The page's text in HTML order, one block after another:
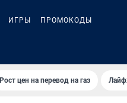
ИГРЫ ПРОМОКОДЫ
Рост цен на перевод на газ